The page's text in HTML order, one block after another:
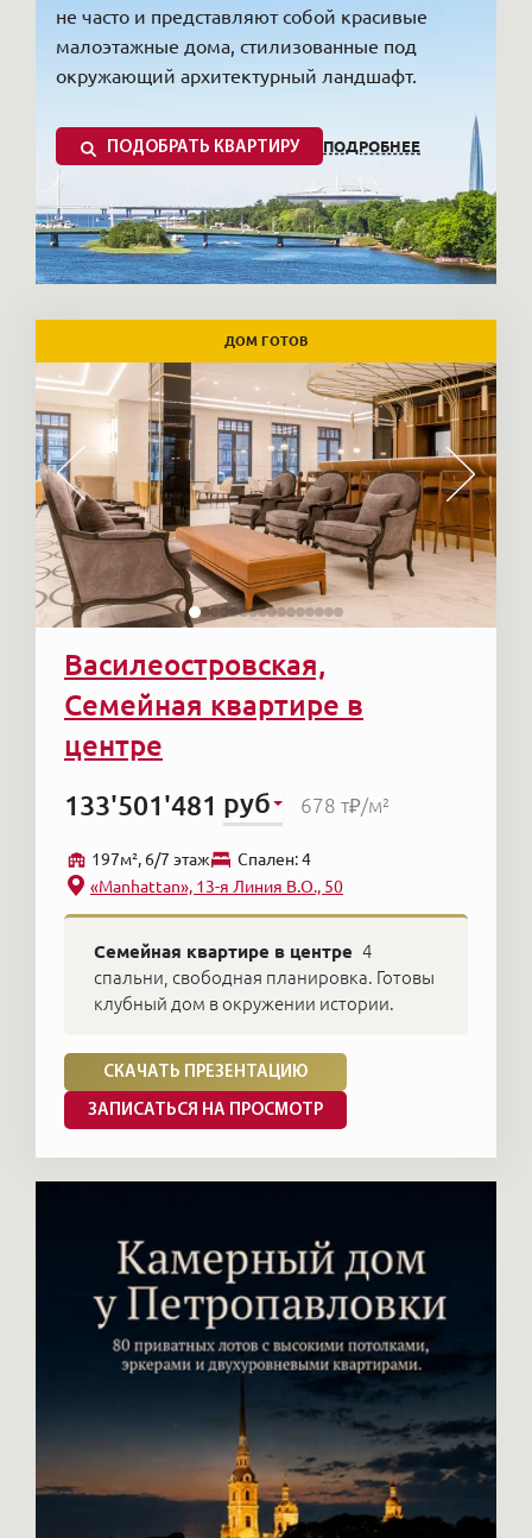
не часто и представляют собой красивые
малоэтажные дома, стилизованные под
окружающий архитектурный ландшафт.
ПОДОБРАТЬ КВАРТИРУ ПОДРОБНЕЕ
развязок, интерес к Васильевскому острову
немного возрос, так как решился вопрос с
транспортной доступностью на остров, но по
прежнему станция «Василеостровская»
находится в центре Васильевского острова.
Выходя в город, пассажиры попадают на
Средний проспект и 6-7-ю линии –
историческая часть острова. Застройка около
станции метро «Василеостровская» является
одной из старейших в городе, а некоторые
здешние здания и вовсе являются его
ровесниками. Новые жилые дома строятся
здесь не часто.
время она являлась единственной станцией
на Васильевском острове. Из-за небольшой
площади вестибюля и малого числа
эскалаторов станция была перезагруженной,
например, в часы пик, но сейчас открылся
переход под Невкой на Спортивную и будет
построен второй выход с Василеостровской.
ДОМ ГОТОВ
Василеостровская,
Семейная квартире в
центре
133'501'481 руб 678 т₽/м²
197м², 6/7 этаж
Cпален: 4
«Manhattan», 13-я Линия В.О., 50
Семейная квартире в центре 4
спальни, свободная планировка. Готовы
клубный дом в окружении истории.
СКАЧАТЬ ПРЕЗЕНТАЦИЮ
ЗАПИСАТЬСЯ НА ПРОСМОТР